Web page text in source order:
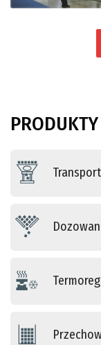
PRODUKTY
Transport